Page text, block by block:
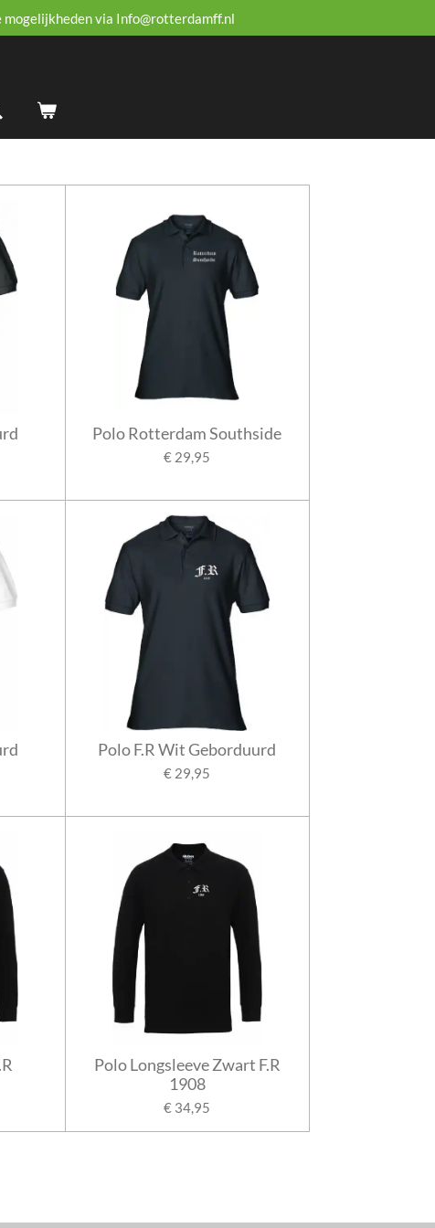
via Info@rotterdamff.nl
Polo Rotterdam Southside
€ 29,95
Polo F.R Wit Geborduurd
€ 29,95
Polo Longsleeve Zwart F.R
1908
€ 34,95